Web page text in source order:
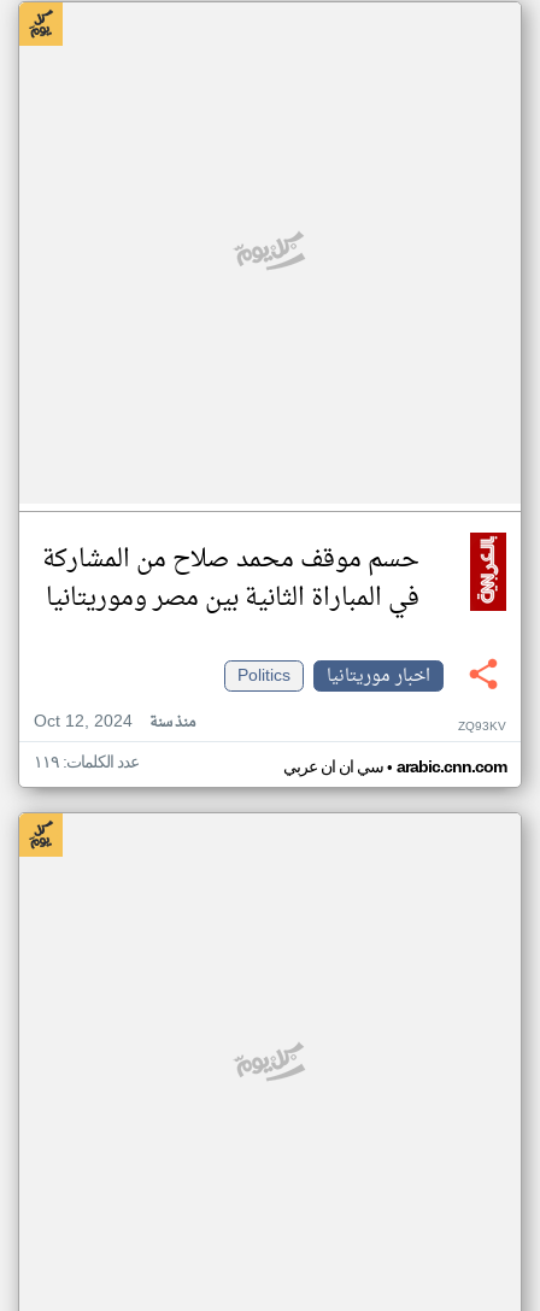
حسم موقف محمد صلاح من المشاركة
في المباراة الثانية بين مصر وموريتانيا
اخبار موريتانيا
Politics
Oct 12, 2024
منذ سنة ZQ93KV
سي ان ان عربي• arabic.cnn.com عدد الكلمات: ١١٩